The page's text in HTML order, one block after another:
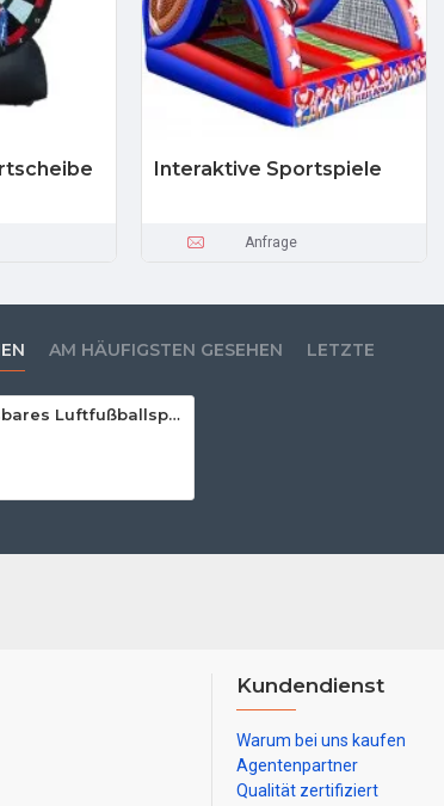
Interaktive Sportspiele
Anfrage
AM HÄUFIGSTEN GESEHEN LETZTE
Aufblasbares Luftfußballspiel
Kundendienst
Warum bei uns kaufen
Agentenpartner
Qualität zertifiziert